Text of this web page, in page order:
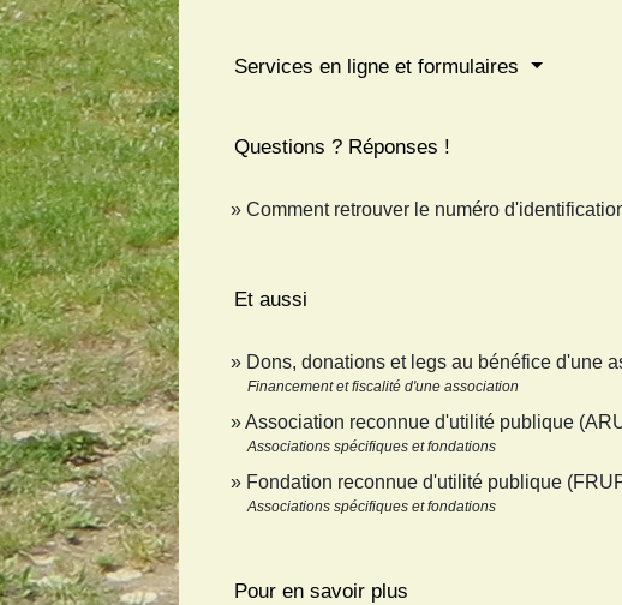
Services en ligne et formulaires
Questions ? Réponses !
Comment retrouver le numéro
Et aussi
Dons, donations et legs au bénéfice d'une
Financement et fiscalité d'une association
Association reconnue d'utilité publique
Associations spécifiques et fondations
Fondation reconnue d'utilité publique
Associations spécifiques et fondations
Pour en savoir plus